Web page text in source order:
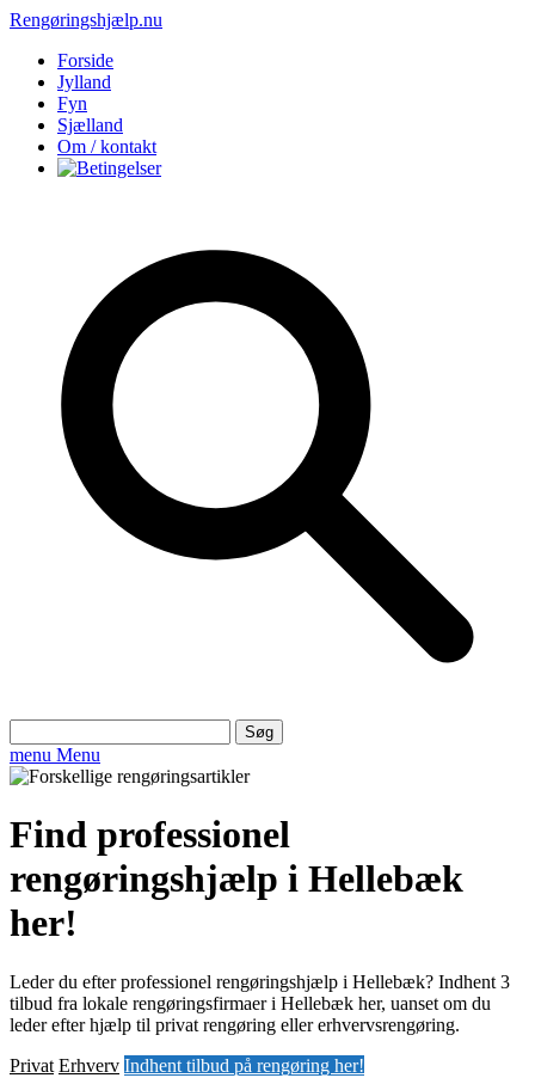
Rengøringshjælp.nu
Forside
Jylland
Fyn
Sjælland
Om / kontakt
efter:
menu Menu
Find professionel
rengøringshjælp i Hellebæk
her!
Leder du efter professionel rengøringshjælp i Hellebæk? Indhent 3
tilbud fra lokale rengøringsfirmaer i Hellebæk her, uanset om du
leder efter hjælp til privat rengøring eller erhvervsrengøring.
Privat Erhverv Indhent tilbud på rengøring her!